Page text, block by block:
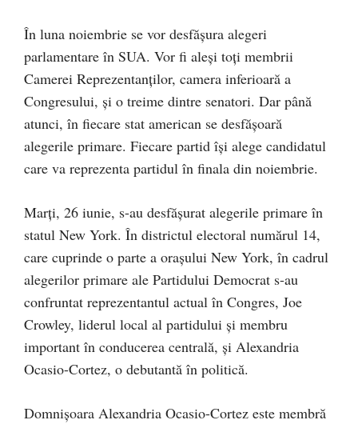
În luna noiembrie se vor desfășura alegeri
parlamentare în SUA. Vor fi aleși toți membrii
Camerei Reprezentanților, camera inferioară a
Congresului, și o treime dintre senatori. Dar până
atunci, în fiecare stat american se desfășoară
alegerile primare. Fiecare partid își alege candidatul
care va reprezenta partidul în finala din noiembrie.
Marți, 26 iunie, s-au desfășurat alegerile primare în
statul New York. În districtul electoral numărul 14,
care cuprinde o parte a orașului New York, în cadrul
alegerilor primare ale Partidului Democrat s-au
confruntat reprezentantul actual în Congres, Joe
Crowley, liderul local al partidului și membru
important în conducerea centrală, și Alexandria
Ocasio-Cortez, o debutantă în politică.
Domnișoara Alexandria Ocasio-Cortez este membră